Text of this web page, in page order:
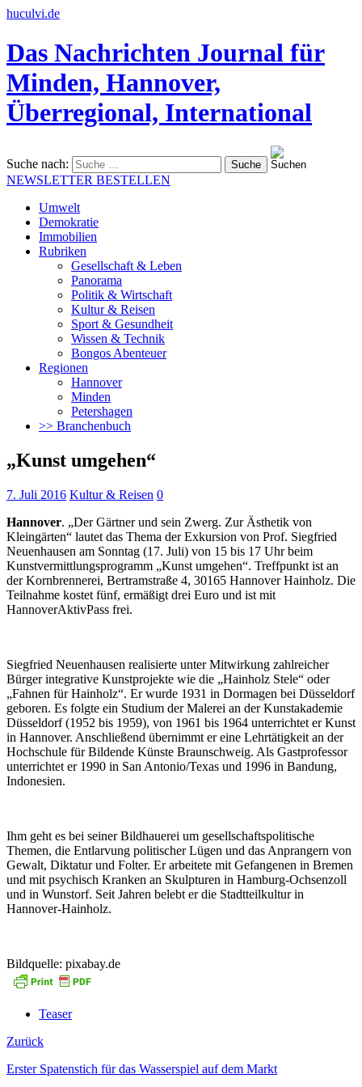
huculvi.de
Das Nachrichten Journal für
Minden, Hannover,
Überregional, International
Suche nach:
NEWSLETTER BESTELLEN
Umwelt
Demokratie
Immobilien
Rubriken
Gesellschaft & Leben
Panorama
Politik & Wirtschaft
Kultur & Reisen
Sport & Gesundheit
Wissen & Technik
Bongos Abenteuer
Regionen
Hannover
Minden
Petershagen
>> Branchenbuch
„Kunst umgehen“
7. Juli 2016 Kultur & Reisen 0
Hannover. „Der Gärtner und sein Zwerg. Zur Ästhetik von
Kleingärten“ lautet das Thema der Exkursion von Prof. Siegfried
Neuenhausen am Sonntag (17. Juli) von 15 bis 17 Uhr beim
Kunstvermittlungsprogramm „Kunst umgehen“. Treffpunkt ist an
der Kornbrennerei, Bertramstraße 4, 30165 Hannover Hainholz. Die
Teilnahme kostet fünf, ermäßigt drei Euro und ist mit
HannoverAktivPass frei.
Siegfried Neuenhausen realisierte unter Mitwirkung zahlreicher
Bürger integrative Kunstprojekte wie die „Hainholz Stele“ oder
„Fahnen für Hainholz“. Er wurde 1931 in Dormagen bei Düsseldorf
geboren. Es folgte ein Studium der Malerei an der Kunstakademie
Düsseldorf (1952 bis 1959), von 1961 bis 1964 unterrichtet er Kunst
in Hannover. Anschließend übernimmt er eine Lehrtätigkeit an der
Hochschule für Bildende Künste Braunschweig. Als Gastprofessor
unterrichtet er 1990 in San Antonio/Texas und 1996 in Bandung,
Indonesien.
Ihm geht es bei seiner Bildhauerei um gesellschaftspolitische
Themen, die Entlarvung politischer Lügen und das Anprangern von
Gewalt, Diktatur und Folter. Er arbeitete mit Gefangenen in Bremen
und mit psychisch Kranken an Skulpturen in Hamburg-Ochsenzoll
und in Wunstorf. Seit Jahren belebt er die Stadtteilkultur in
Hannover-Hainholz.
Bildquelle: pixabay.de
Teaser
Zurück
Erster Spatenstich für das Wasserspiel auf dem Markt